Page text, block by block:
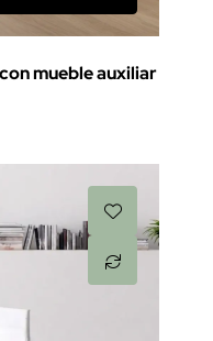
mueble auxiliar